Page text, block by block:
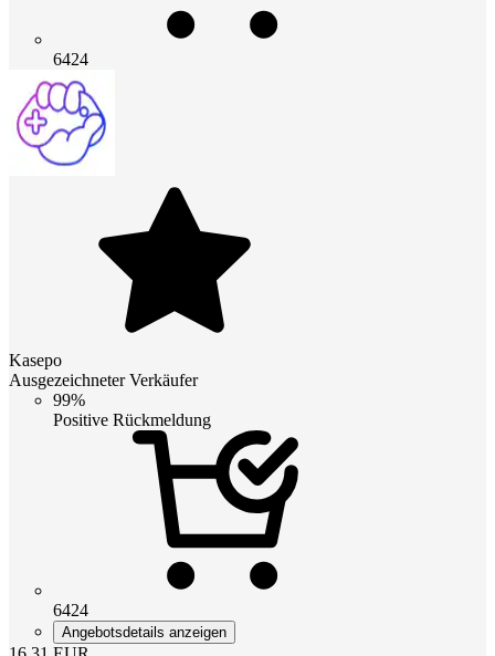
6424
Kasepo
Ausgezeichneter Verkäufer
99%
Positive Rückmeldung
6424
Angebotsdetails anzeigen